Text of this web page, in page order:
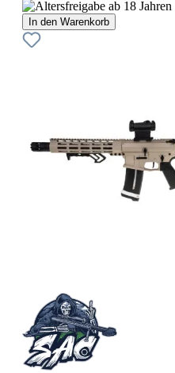
In den Warenkorb